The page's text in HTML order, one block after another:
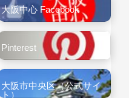
大阪中心 Facebook
Pinterest
大阪市中央区（公式サイ
ト）